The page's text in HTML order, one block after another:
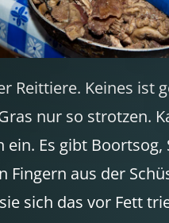
Keines ist
nur so strotzen.
Es gibt
aus der
sich das vor Fett